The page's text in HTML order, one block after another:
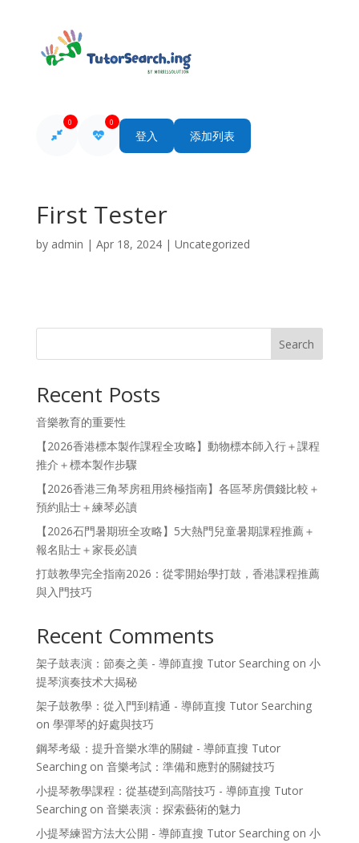
0 0
登入 添加列表
First Tester
by admin | Apr 18, 2024| Uncategorized
Search
Recent Posts
音樂教育的重要性
【2026香港標本製作課程全攻略】動物標本師入行＋課程
推介＋標本製作步驟
【2026香港三角琴房租用終極指南】各區琴房價錢比較＋
預約貼士＋練琴必讀
【2026石門暑期班全攻略】5大熱門兒童暑期課程推薦＋
報名貼士＋家長必讀
打鼓教學完全指南2026：從零開始學打鼓，香港課程推薦
與入門技巧
Recent Comments
架子鼓表演：節奏之美 - 導師直搜 Tutor Searchingon 小
提琴演奏技术大揭秘
架子鼓教學：從入門到精通 - 導師直搜 Tutor Searching
on 學彈琴的好處與技巧
鋼琴考級：提升音樂水準的關鍵 - 導師直搜 Tutor
Searchingon 音樂考試：準備和應對的關鍵技巧
小提琴教學課程：從基礎到高階技巧 - 導師直搜 Tutor
Searchingon 音樂表演：探索藝術的魅力
小提琴練習方法大公開 - 導師直搜 Tutor Searchingon 小